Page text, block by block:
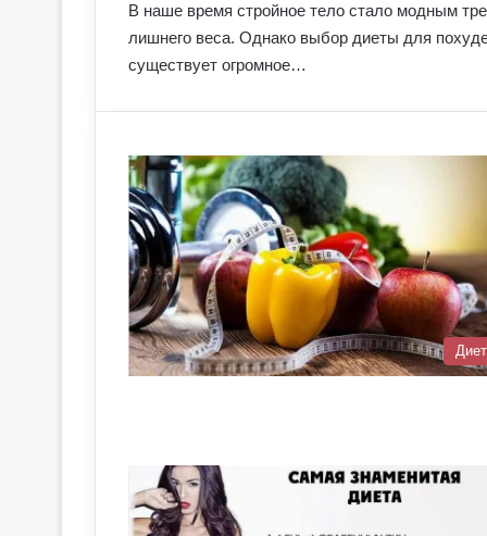
В наше время стройное тело стало модным
лишнего веса. Однако выбор диеты для
существует огромное…